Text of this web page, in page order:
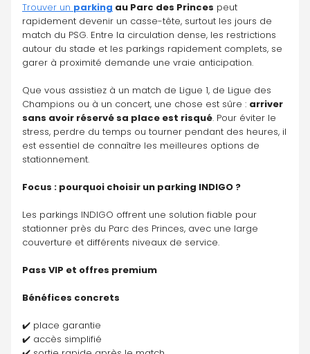
Trouver un parking au Parc des Princes peut
rapidement devenir un casse-tête, surtout les jours de
match du PSG. Entre la circulation dense, les restrictions
autour du stade et les parkings rapidement complets, se
garer à proximité demande une vraie anticipation.
Que vous assistiez à un match de Ligue 1, de Ligue des
Champions ou à un concert, une chose est sûre : arriver
sans avoir réservé sa place est risqué. Pour éviter le
stress, perdre du temps ou tourner pendant des heures, il
est essentiel de connaître les meilleures options de
stationnement.
Focus : pourquoi choisir un parking INDIGO ?
Les parkings INDIGO offrent une solution fiable pour
stationner près du Parc des Princes, avec une large
couverture et différents niveaux de service.
Pass VIP et offres premium
Bénéfices concrets
✔️ place garantie
✔️ accès simplifié